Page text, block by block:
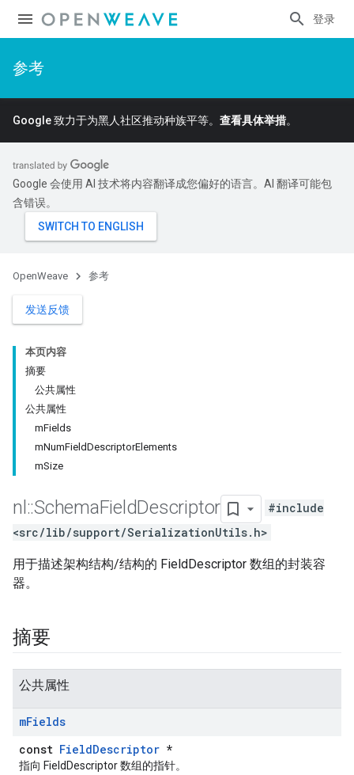
登录
参考
Google 致力于为黑人社区推动种族平等。 查看具体举措。
Google 会使用 AI 技术将内容翻译成您偏好的语言。AI 翻译可能包
含错误。
OpenWeave 参考
发送反馈
本页内容
摘要
公共属性
公共属性
mFields
mNumFieldDescriptorElements
mSize
nl ::SchemaFieldDescriptor
#include
<src/lib/support/SerializationUtils.h>
用于描述架构结构/结构的 FieldDescriptor 数组的封装容
器。
摘要
公共属性
mFields
const FieldDescriptor *
指向 FieldDescriptor 数组的指针。